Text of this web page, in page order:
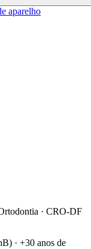
aparelho
· CRO-DF
· +30 anos de